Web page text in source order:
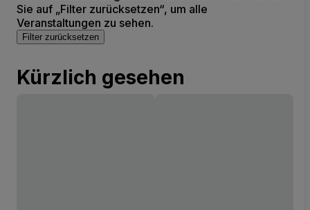
Sie auf „Filter zurücksetzen“, um alle
Veranstaltungen zu sehen.
Filter zurücksetzen
Kürzlich gesehen